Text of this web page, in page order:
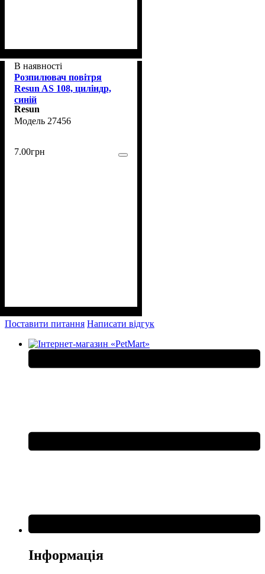
В наявності
Розпилювач повітря
Resun AS 108, циліндр,
синій
Resun
27456
7.00грн
Поставити питання Написати відгук
Інформація